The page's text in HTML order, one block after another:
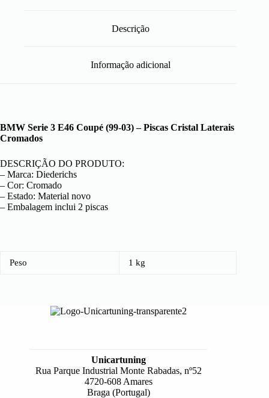
Descrição
Informação adicional
BMW Serie 3 E46 Coupé (99-03) – Piscas Cristal Laterais
Cromados
DESCRIÇÃO DO PRODUTO:
– Marca: Diederichs
– Cor: Cromado
– Estado: Material novo
– Embalagem inclui 2 piscas
Peso 1 kg
Unicartuning
Rua Parque Industrial Monte Rabadas, nº52
4720-608 Amares
Braga (Portugal)